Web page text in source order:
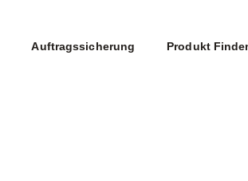
Auftragssicherung Produkt